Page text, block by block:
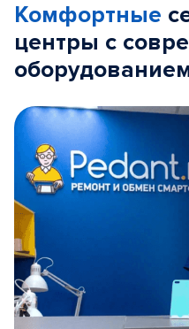
Комфортные
центры с